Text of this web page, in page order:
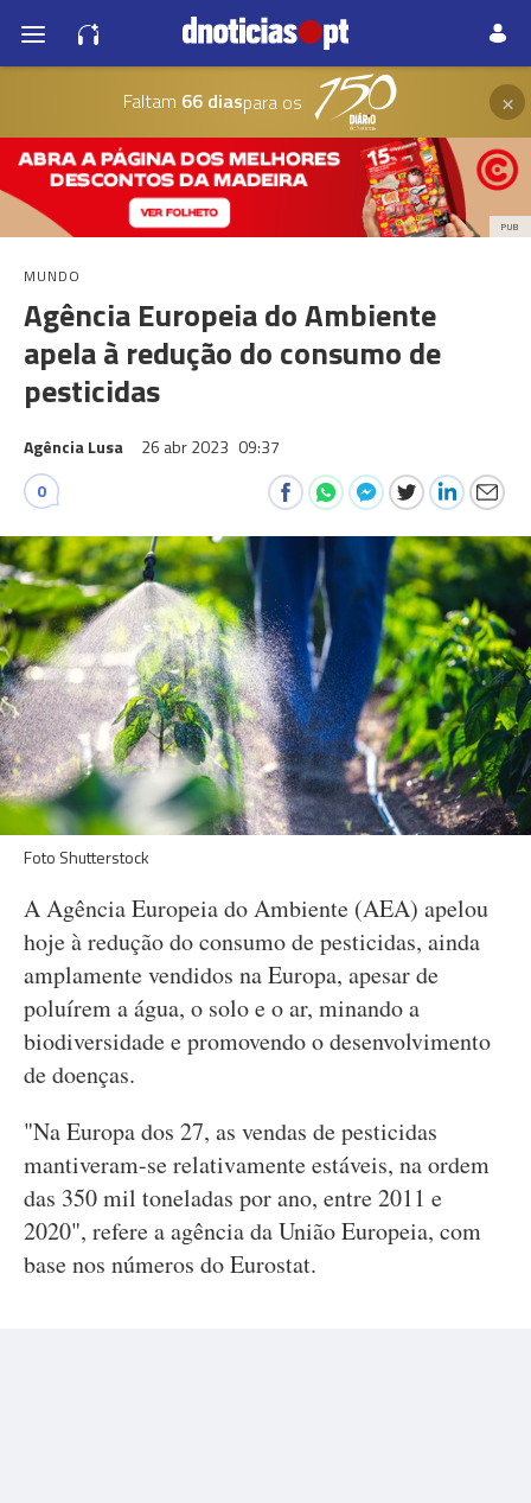
Faltam 66 diaspara os ×
PUB
MUNDO
Agência Europeia do Ambiente
apela à redução do consumo de
pesticidas
Agência Lusa 26 abr 2023 09:37
0
Foto Shutterstock
A Agência Europeia do Ambiente (AEA) apelou
hoje à redução do consumo de pesticidas, ainda
amplamente vendidos na Europa, apesar de
poluírem a água, o solo e o ar, minando a
biodiversidade e promovendo o desenvolvimento
de doenças.
"Na Europa dos 27, as vendas de pesticidas
mantiveram-se relativamente estáveis, na ordem
das 350 mil toneladas por ano, entre 2011 e
2020", refere a agência da União Europeia, com
base nos números do Eurostat.